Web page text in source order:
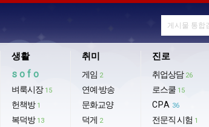
생활
sofo
벼룩시장 15
헌책방 1
복덕방 13
취미
게임 2
연예·방송
문화교양
덕게 2
진로
취업상담 26
로스쿨 15
CPA 36
전문직 시험 1